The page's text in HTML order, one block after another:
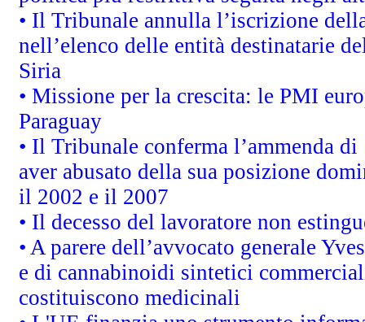
• Il Tribunale annulla l’iscrizione
nell’elenco delle entità destinatarie
Siria
• Missione per la crescita: le PMI
Paraguay
• Il Tribunale conferma l’ammenda
aver abusato della sua posizione
il 2002 e il 2007
• Il decesso del lavoratore non
• A parere dell’avvocato generale
e di cannabinoidi sintetici
costituiscono medicinali